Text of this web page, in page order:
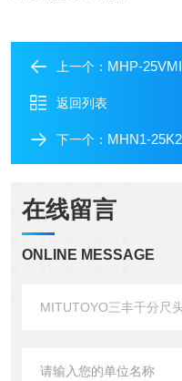
上一个： MHP-
返回列表
下一个： MHN1-
在线留言
ONLINE MESSAGE